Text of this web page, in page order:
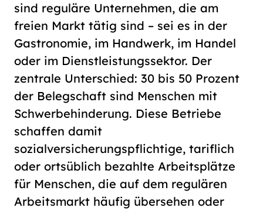
sind reguläre Unternehmen, die am
freien Markt tätig sind – sei es in der
Gastronomie, im Handwerk, im Handel
oder im Dienstleistungssektor. Der
zentrale Unterschied: 30 bis 50 Prozent
der Belegschaft sind Menschen mit
Schwerbehinderung. Diese Betriebe
schaffen damit
sozialversicherungspflichtige, tariflich
oder ortsüblich bezahlte Arbeitsplätze
für Menschen, die auf dem regulären
Arbeitsmarkt häufig übersehen oder